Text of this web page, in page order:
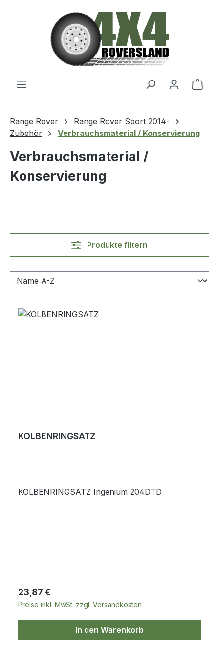
Zum Hauptinhalt springen
Range Rover
Range Rover Sport 2014-
Zubehör
Verbrauchsmaterial / Konservierung
Verbrauchsmaterial /
Konservierung
Produkte filtern
KOLBENRINGSATZ
KOLBENRINGSATZ Ingenium 204DTD
Regulärer Preis:
23,87 €
Preise inkl. MwSt. zzgl. Versandkosten
In den Warenkorb